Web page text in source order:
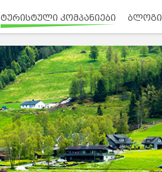
ტურისტული კომპანიები ბლოგი